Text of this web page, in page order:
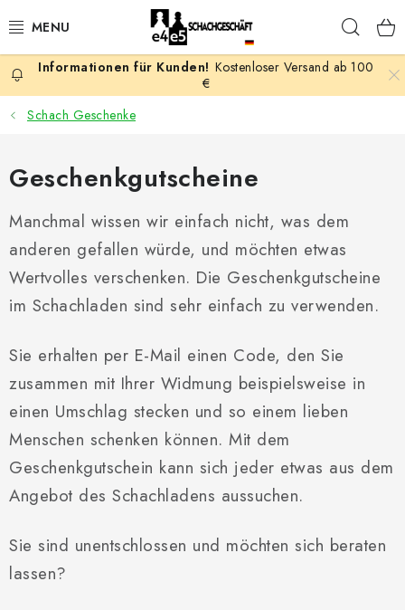
Inhalt
AKTION
SCHACHSPIELE
SCHACHFIGUREN
SCHACHBRETTER
SCHACHUHREN
SCHACHBÜCHER
SCHACH-ANTIQUITÄTENLADEN
SCHACH ONLINE
SCHACH GESCHENKE
GESCHÄFTSBEDINGUNGEN
Kostenloser Versand ab 100
€
Schach Geschenke
Geschenkgutscheine
Manchmal wissen wir einfach nicht, was dem
anderen gefallen würde, und möchten etwas
Wertvolles verschenken. Die Geschenkgutscheine
im Schachladen sind sehr einfach zu verwenden.
Sie erhalten per E-Mail einen Code, den Sie
zusammen mit Ihrer Widmung beispielsweise in
einen Umschlag stecken und so einem lieben
Menschen schenken können. Mit dem
Geschenkgutschein kann sich jeder etwas aus dem
Angebot des Schachladens aussuchen.
Sie sind unentschlossen und möchten sich beraten
lassen?